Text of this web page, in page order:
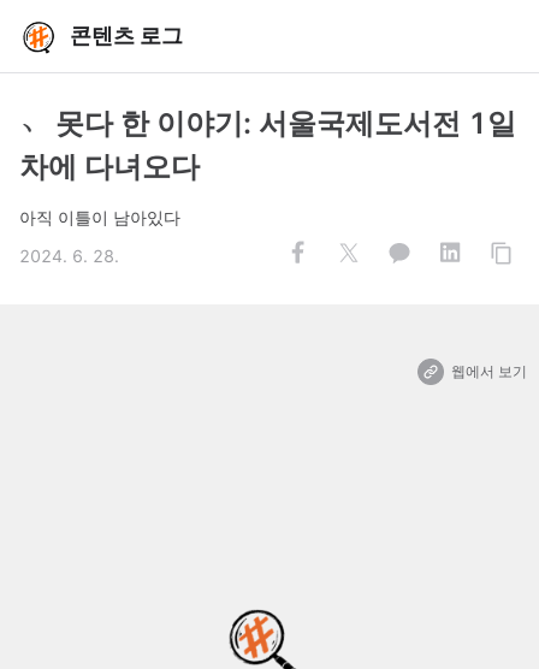
콘텐츠 로그
﹆ 못다 한 이야기: 서울국제도서전 1일
차에 다녀오다
아직 이틀이 남아있다
2024. 6. 28.
웹에서 보기